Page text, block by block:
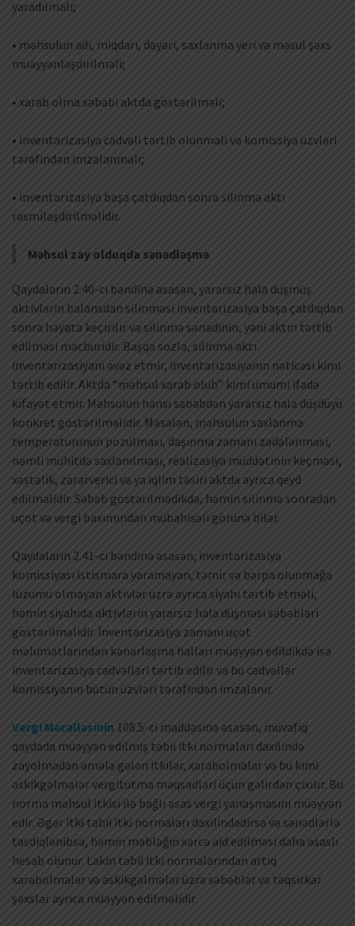
yaradılmalı;
• məhsulun adı, miqdarı, dəyəri, saxlanma yeri və məsul şəxs
müəyyənləşdirilməli;
• xarab olma səbəbi aktda göstərilməli;
• inventarizasiya cədvəli tərtib olunmalı və komissiya üzvləri
tərəfindən imzalanmalı;
• inventarizasiya başa çatdıqdan sonra silinmə aktı
rəsmiləşdirilməlidir.
Məhsul zay olduqda sənədləşmə
Qaydaların 2.40-cı bəndinə əsasən, yararsız hala düşmüş
aktivlərin balansdan silinməsi inventarizasiya başa çatdıqdan
sonra həyata keçirilir və silinmə sənədinin, yəni aktın tərtib
edilməsi məcburidir. Başqa sözlə, silinmə aktı
inventarizasiyanı əvəz etmir, inventarizasiyanın nəticəsi kimi
tərtib edilir. Aktda “məhsul xarab olub” kimi ümumi ifadə
kifayət etmir. Məhsulun hansı səbəbdən yararsız hala düşdüyü
konkret göstərilməlidir. Məsələn, məhsulun saxlanma
temperaturunun pozulması, daşınma zamanı zədələnməsi,
nəmli mühitdə saxlanılması, realizasiya müddətinin keçməsi,
xəstəlik, zərərverici və ya iqlim təsiri aktda ayrıca qeyd
edilməlidir. Səbəb göstərilmədikdə, həmin silinmə sonradan
uçot və vergi baxımından mübahisəli görünə bilər.
Qaydaların 2.41-ci bəndinə əsasən, inventarizasiya
komissiyası istismara yaramayan, təmir və bərpa olunmağa
lüzumu olmayan aktivlər üzrə ayrıca siyahı tərtib etməli,
həmin siyahıda aktivlərin yararsız hala düşməsi səbəbləri
göstərilməlidir. İnventarizasiya zamanı uçot
məlumatlarından kənarlaşma halları müəyyən edildikdə isə
inventarizasiya cədvəlləri tərtib edilir və bu cədvəllər
komissiyanın bütün üzvləri tərəfindən imzalanır.
Vergi Məcəlləsinin 108.5-ci maddəsinə əsasən, müvafiq
qaydada müəyyən edilmiş təbii itki normaları daxilində
zayolmadan əmələ gələn itkilər, xarabolmalar və bu kimi
əskikgəlmələr vergitutma məqsədləri üçün gəlirdən çıxılır. Bu
norma məhsul itkisi ilə bağlı əsas vergi yanaşmasını müəyyən
edir. Əgər itki təbii itki normaları daxilindədirsə və sənədlərlə
təsdiqlənibsə, həmin məbləğin xərcə aid edilməsi daha əsaslı
hesab olunur. Lakin təbii itki normalarından artıq
xarabolmalar və əskikgəlmələr üzrə səbəblər və təqsirkar
şəxslər ayrıca müəyyən edilməlidir.